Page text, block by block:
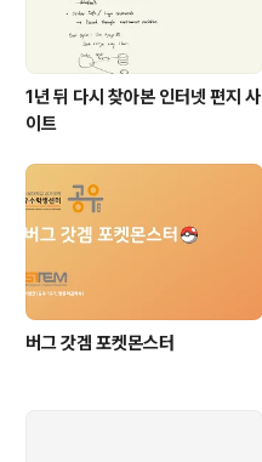
1년 뒤 다시 찾아본 인터넷 편지 사
이트
버그 갓겜 포켓몬스터